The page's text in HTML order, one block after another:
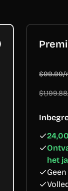
$99.99/
het